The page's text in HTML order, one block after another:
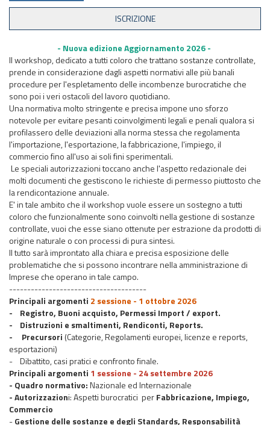
- Nuova edizione Aggiornamento 2026 -
Il workshop, dedicato a tutti coloro che trattano sostanze controllate,
prende in considerazione dagli aspetti normativi alle più banali
procedure per l'espletamento delle incombenze burocratiche che
sono poi i veri ostacoli del lavoro quotidiano.
Una normativa molto stringente e precisa impone uno sforzo
notevole per evitare pesanti coinvolgimenti legali e penali qualora si
profilassero delle deviazioni alla norma stessa che regolamenta
l'importazione, l'esportazione, la fabbricazione, l'impiego, il
commercio fino all'uso ai soli fini sperimentali.
Le speciali autorizzazioni toccano anche l'aspetto redazionale dei
molti documenti che gestiscono le richieste di permesso piuttosto che
la rendicontazione annuale.
E' in tale ambito che il workshop vuole essere un sostegno a tutti
coloro che funzionalmente sono coinvolti nella gestione di sostanze
controllate, vuoi che esse siano ottenute per estrazione da prodotti di
origine naturale o con processi di pura sintesi.
Il tutto sarà improntato alla chiara e precisa esposizione delle
problematiche che si possono incontrare nella amministrazione di
Imprese che operano in tale campo.
--------------------------------------
Principali argomenti 2 sessione - 1 ottobre 2026
- Registro, Buoni acquisto, Permessi Import / export.
- Distruzioni e smaltimenti, Rendiconti, Reports.
- Precursori (Categorie, Regolamenti europei, licenze e reports,
esportazioni)
- Dibattito, casi pratici e confronto finale.
Principali argomenti 1 sessione - 24 settembre 2026
- Quadro normativo:Nazionale ed Internazionale
- Autorizzazioni: Aspetti burocratici perFabbricazione, Impiego,
Commercio
-Gestione delle sostanze e degli Standards, Responsabilità